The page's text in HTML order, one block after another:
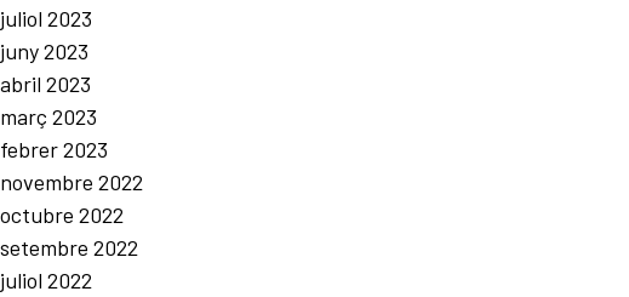
juliol 2023
juny 2023
abril 2023
març 2023
febrer 2023
novembre 2022
octubre 2022
setembre 2022
juliol 2022